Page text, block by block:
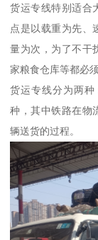
货运专线特别适合
点是以载重为先、
量为次，为了不干
家粮食仓库等都必
货运专线分为两
种，其中铁路在物
辆送货的过程。